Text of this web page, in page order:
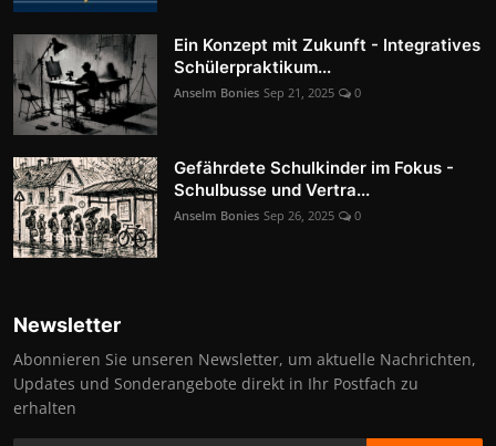
Ein Konzept mit Zukunft - Integratives
Schülerpraktikum...
Anselm Bonies Sep 21, 2025 0
Gefährdete Schulkinder im Fokus -
Schulbusse und Vertra...
Anselm Bonies Sep 26, 2025 0
Newsletter
Abonnieren Sie unseren Newsletter, um aktuelle Nachrichten,
Updates und Sonderangebote direkt in Ihr Postfach zu
erhalten